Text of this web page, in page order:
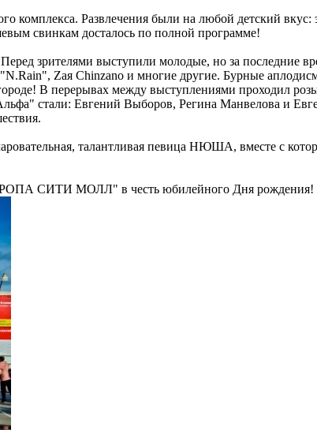
комплекса. Развлечения были на любой детский
свинкам досталось по полной программе!
зрителями выступили молодые, но за последние
Zая Chinzano и многие другие. Бурные
В перерывах между выступлениями проходил
стали: Евгений Выборов, Регина Манвелова и
талантливая певица НЮША, вместе с
СИТИ МОЛЛ" в честь юбилейного Дня рождения!